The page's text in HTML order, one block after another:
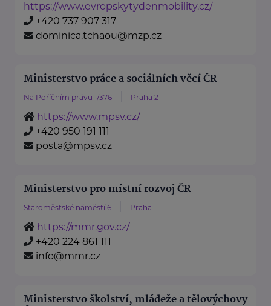
https://www.evropskytydenmobility.cz/
+420 737 907 317
dominica.tchaou@mzp.cz
Ministerstvo práce a sociálních věcí ČR
Na Poříčním právu 1/376 Praha 2
https://www.mpsv.cz/
+420 950 191 111
posta@mpsv.cz
Ministerstvo pro místní rozvoj ČR
Staroměstské náměstí 6 Praha 1
https://mmr.gov.cz/
+420 224 861 111
info@mmr.cz
Ministerstvo školství, mládeže a tělovýchovy